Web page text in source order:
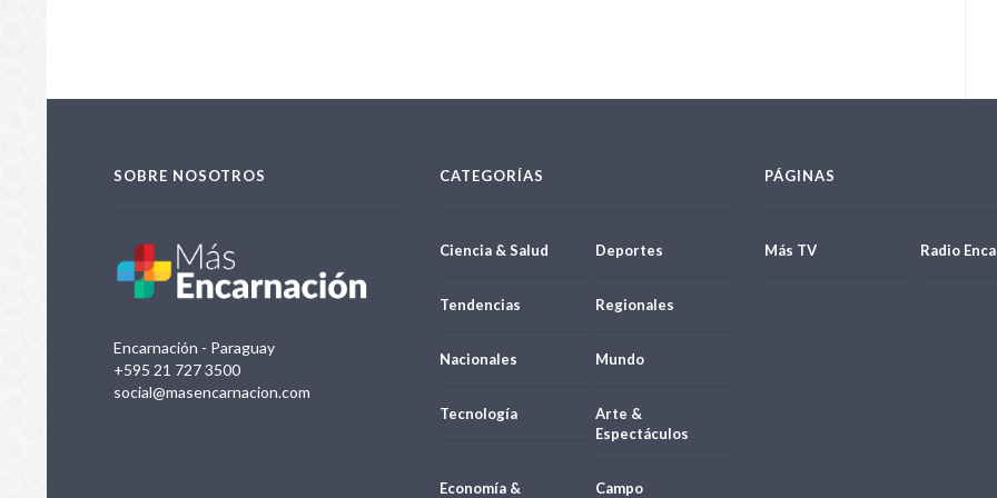
SOBRE NOSOTROS
Encarnación - Paraguay
+595 21 727 3500
social@masencarnacion.com
CATEGORÍAS
Ciencia & Salud Deportes
Tendencias Regionales
Nacionales Mundo
Tecnología
Arte &
Espectáculos
Economía & Campo
PÁGINAS
Más TV Radio